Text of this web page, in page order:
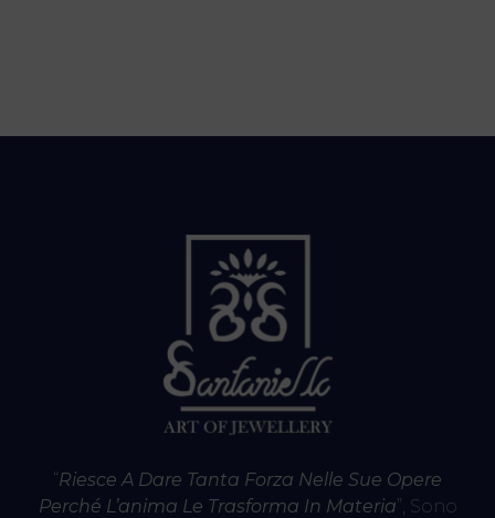
“Riesce A Dare Tanta Forza Nelle Sue Opere
Perché L’anima Le Trasforma In Materia”, Sono